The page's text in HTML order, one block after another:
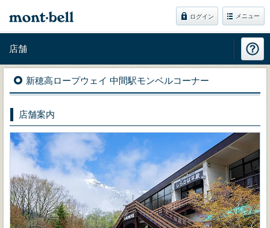
ログイン メニュー
店舗
新穂高ロープウェイ 中間駅モンベルコーナー
店舗案内